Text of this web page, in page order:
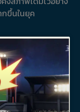
ขึ้นในยุค